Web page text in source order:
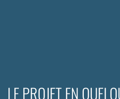
LE PROJET EN